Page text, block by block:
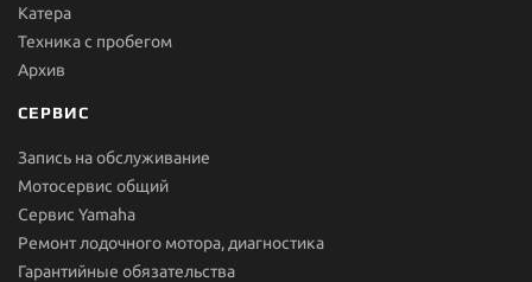
Катера
Техника с пробегом
Архив
СЕРВИС
Запись на обслуживание
Мотосервис общий
Сервис Yamaha
Ремонт лодочного мотора, диагностика
Гарантийные обязательства